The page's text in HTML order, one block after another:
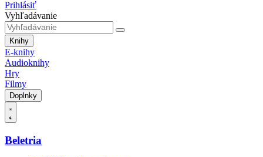
Prihlásiť
Vyhľadávanie
Knihy
E-knihy
Audioknihy
Hry
Filmy
Doplnky
Beletria